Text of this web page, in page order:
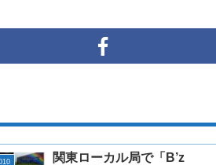
関東ローカル局で「B’z